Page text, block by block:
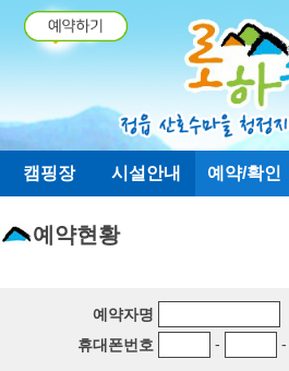
탑메뉴 바로가기
본문 바로가기
캠핑장 시설안내 예약/확인
예약현황
예약자명
휴대폰번호
- -